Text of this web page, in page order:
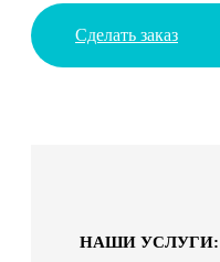
Сделать заказ
НАШИ УСЛУГИ: